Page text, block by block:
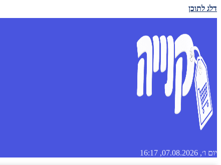
דלג לתוכן
יום ו׳, 07.08.2026, 16:17